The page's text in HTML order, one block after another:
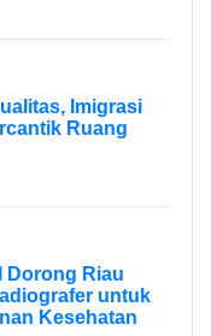
Imigrasi
Ruang
Dorong Riau
untuk
Kesehatan